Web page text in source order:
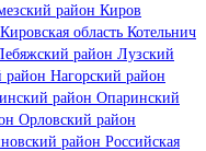
район Киров
Кировская область Котельнич
район Лузский
Нагорский район
район Опаринский
Орловский район
район Российская